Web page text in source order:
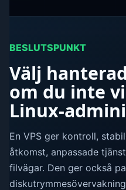
BESLUTSPUNKT
Välj
om du inte
Linux-
En VPS ger kontroll,
åtkomst, anpassade
filvägar. Den ger också